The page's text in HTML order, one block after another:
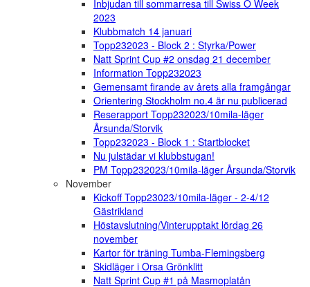
Inbjudan till sommarresa till Swiss O Week
2023
Klubbmatch 14 januari
Topp232023 - Block 2 : Styrka/Power
Natt Sprint Cup #2 onsdag 21 december
Information Topp232023
Gemensamt firande av årets alla framgångar
Orientering Stockholm no.4 är nu publicerad
Reserapport Topp232023/10mila-läger
Årsunda/Storvik
Topp232023 - Block 1 : Startblocket
Nu julstädar vi klubbstugan!
PM Topp232023/10mila-läger Årsunda/Storvik
November
Kickoff Topp23023/10mila-läger - 2-4/12
Gästrikland
Höstavslutning/Vinterupptakt lördag 26
november
Kartor för träning Tumba-Flemingsberg
Skidläger i Orsa Grönklitt
Natt Sprint Cup #1 på Masmoplatån